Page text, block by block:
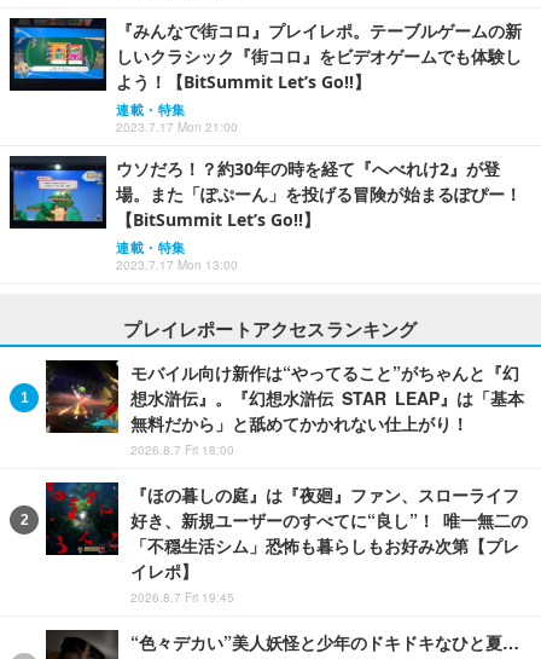
『みんなで街コロ』プレイレポ。テーブルゲームの新
しいクラシック『街コロ』をビデオゲームでも体験し
よう！【BitSummit Let’s Go!!】
連載・特集
2023.7.17 Mon 21:00
ウソだろ！？約30年の時を経て『へべれけ2』が登
場。また「ぽぷーん」を投げる冒険が始まるぽぴー！
【BitSummit Let’s Go!!】
連載・特集
2023.7.17 Mon 13:00
プレイレポートアクセスランキング
モバイル向け新作は“やってること”がちゃんと『幻
想水滸伝』。『幻想水滸伝 STAR LEAP』は「基本
無料だから」と舐めてかかれない仕上がり！
2026.8.7 Fri 18:00
『ほの暮しの庭』は『夜廻』ファン、スローライフ
好き、新規ユーザーのすべてに“良し”！ 唯一無二の
「不穏生活シム」恐怖も暮らしもお好み次第【プレ
イレポ】
2026.8.7 Fri 19:45
“色々デカい”美人妖怪と少年のドキドキなひと夏…